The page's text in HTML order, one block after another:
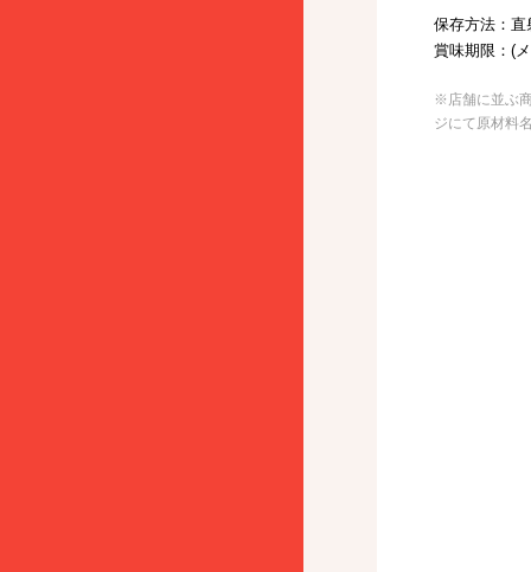
保存方法：直
賞味期限：(
※店舗に並ぶ
ジにて原材料